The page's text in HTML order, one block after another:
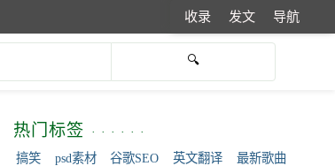
收录 发文 导航
热门标签
搞笑 psd素材 谷歌SEO 英文翻译
最新歌曲